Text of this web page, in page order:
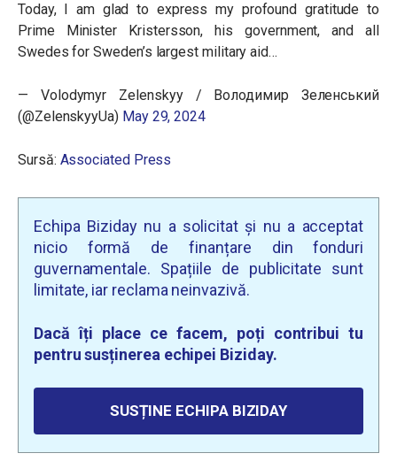
Today, I am glad to express my profound gratitude to
Prime Minister Kristersson, his government, and all
Swedes for Sweden’s largest military aid…
— Volodymyr Zelenskyy / Володимир Зеленський
(@ZelenskyyUa) May 29, 2024
Sursă: Associated Press
Echipa Biziday nu a solicitat și nu a acceptat
nicio formă de finanțare din fonduri
guvernamentale. Spațiile de publicitate sunt
limitate, iar reclama neinvazivă.
Dacă îți place ce facem, poți contribui tu
pentru susținerea echipei Biziday.
SUSȚINE ECHIPA BIZIDAY